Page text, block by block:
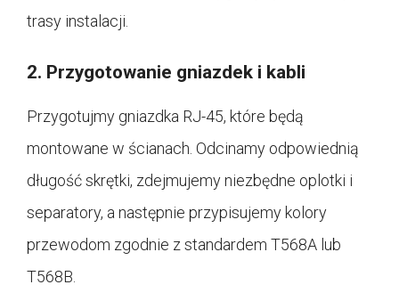
trasy instalacji.
2. Przygotowanie gniazdek i kabli
Przygotujmy gniazdka RJ-45, które będą
montowane w ścianach. Odcinamy odpowiednią
długość skrętki, zdejmujemy niezbędne oplotki i
separatory, a następnie przypisujemy kolory
przewodom zgodnie z standardem T568A lub
T568B.